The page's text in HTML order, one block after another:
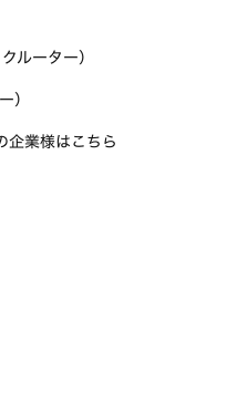
ルーター）
）
業様はこちら